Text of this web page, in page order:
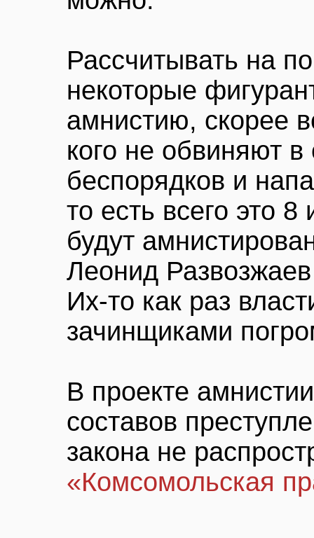
Рассчитывать на
некоторые
амнистию, скорее
кого не обвиняют
беспорядков и
то есть всего это
будут
Леонид
Их-то как раз
зачинщиками
В проекте
составов
закона не
«Комсомольская